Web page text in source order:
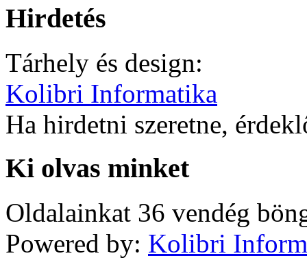
Hirdetés
Tárhely és design:
Kolibri Informatika
Ha hirdetni szeretne,
Ki olvas minket
Oldalainkat 36 vendég
Powered by: Kolibri